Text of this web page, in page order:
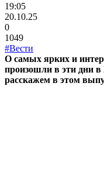
19:05
20.10.25
0
1049
#Вести
О самых ярких и
произошли в эти дни
расскажем в этом